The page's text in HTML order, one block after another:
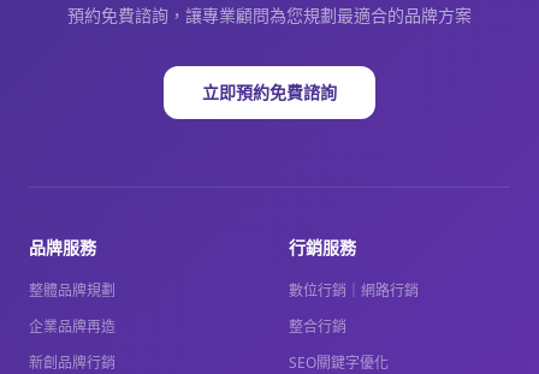
預約免費諮詢，讓專業顧問為您規劃最適合的品牌方案
立即預約免費諮詢
品牌服務
整體品牌規劃
企業品牌再造
新創品牌行銷
行銷服務
數位行銷｜網路行銷
整合行銷
SEO關鍵字優化